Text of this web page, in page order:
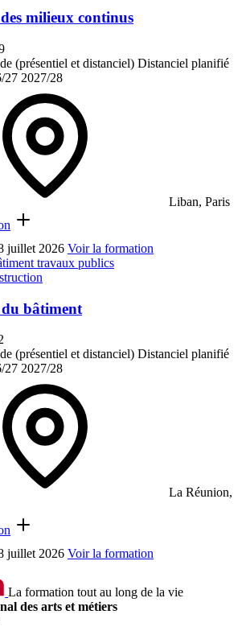
milieux continus
(présentiel et distanciel) Distanciel planifié
27 2027/28
Liban, Paris
juillet 2026 Voir la formation
travaux publics
bâtiment
(présentiel et distanciel) Distanciel planifié
27 2027/28
La Réunion,
juillet 2026 Voir la formation
La formation tout au long de la vie
des arts et métiers